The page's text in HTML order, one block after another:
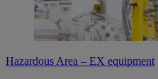
Hazardous Area – EX equipment